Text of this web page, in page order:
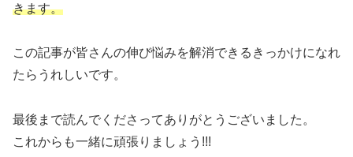
きます。
この記事が皆さんの伸び悩みを解消できるきっかけになれ
たらうれしいです。
最後まで読んでくださってありがとうございました。
これからも一緒に頑張りましょう!!!